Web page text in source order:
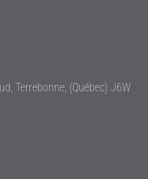
Terrebonne, (Québec) J6W